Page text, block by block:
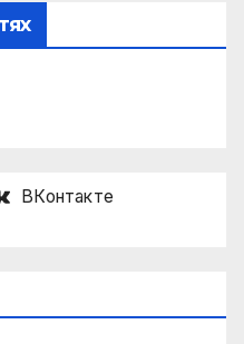
ВКонтакте